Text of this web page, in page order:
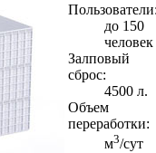
до 150
человек
Залповый
сброс:
4500 л.
Объем
переработки:
м3/сут